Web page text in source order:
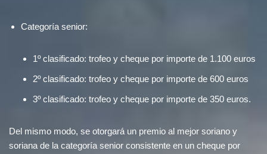
Categoría senior:
1º clasificado: trofeo y cheque por importe de 1.100 euros
2º clasificado: trofeo y cheque por importe de 600 euros
3º clasificado: trofeo y cheque por importe de 350 euros.
Del mismo modo, se otorgará un premio al mejor soriano y
soriana de la categoría senior consistente en un cheque por